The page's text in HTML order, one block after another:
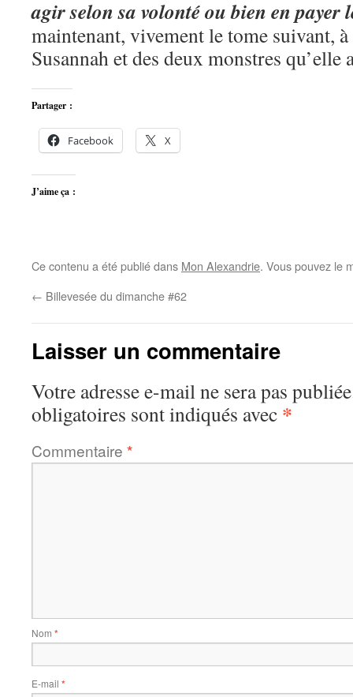
agir selon sa volonté ou bien en payer
maintenant, vivement le tome suivant,
Susannah et des deux monstres
Partager :
Facebook X
J’aime ça :
Ce contenu a été publié dans Mon Alexandrie. Vous pouvez le
← Billevesée du dimanche #62
Laisser un commentaire
Votre adresse e-mail ne sera pas
obligatoires sont indiqués avec *
Commentaire *
Nom *
E-mail *